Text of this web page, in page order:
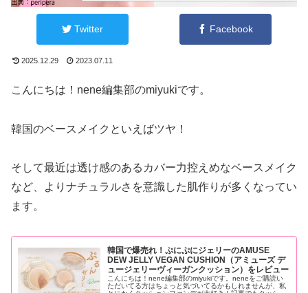
Twitter Facebook
2025.12.29 2023.07.11
こんにちは！nene編集部のmiyukiです。
韓国のベースメイクといえばツヤ！
そして最近は透け感のあるカバー力控えめなベースメイク
など、よりナチュラルさを意識した肌作りが多くなってい
ます。
韓国で爆売れ！ぷにぷにジェリーのAMUSE
DEW JELLY VEGAN CUSHION（アミューズ デ
ュージェリーヴィーガンクッション）をレビュー
こんにちは！nene編集部のmiyukiです。neneをご購読い
ただいてる方はちょっと気づいてるかもしれませんが、私